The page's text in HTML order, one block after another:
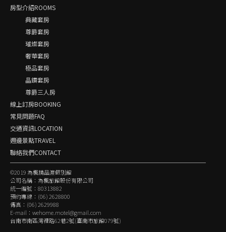
房型介紹ROOMS
典藏套房
尊爵套房
璀燦套房
奢華套房
極品套房
晶鑽套房
尊爵三人房
線上訂房BOOKING
常見問題FAQ
交通資訊LOCATION
週邊景點TRAVEL
聯絡我們CONTACT
©2019 為楓精品渡假別館
公司名稱：為楓旅館股份有限公司
統一編號：80313882
預約專線：(06) 2628800
傳真：(06) 2629988
E-mail： wehome.motel@gmail.com
台南市南區灣裡路62巷2號(臺南市旅館079號)